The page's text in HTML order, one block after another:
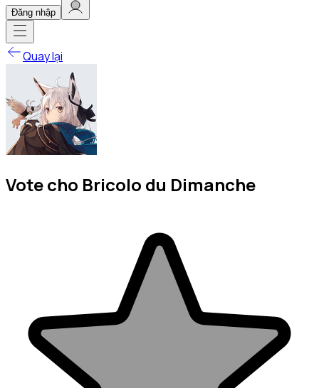
Đăng nhập
Quay lại
Vote cho Bricolo du Dimanche